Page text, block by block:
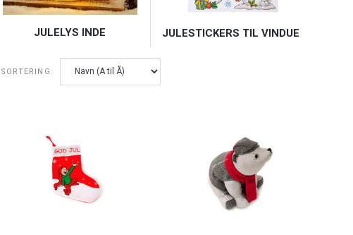
JULELYS INDE JULESTICKERS TIL VINDUE
SORTERING: